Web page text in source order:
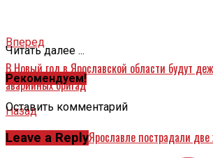
Вперед
В Новый год в Ярославской области будут
аварийных бригад
Назад
В массовом ДТП в Ярославле пострадали
Читать далее ...
Рекомендуем!
Оставить комментарий
Leave a Reply